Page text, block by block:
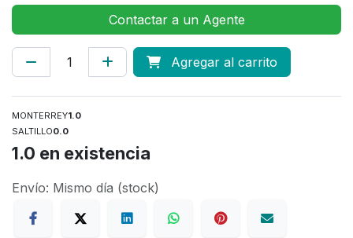
Contactar a un Agente
Agregar al carrito
MONTERREY1.0
SALTILLO0.0
1.0 en existencia
Envío: Mismo día (stock)